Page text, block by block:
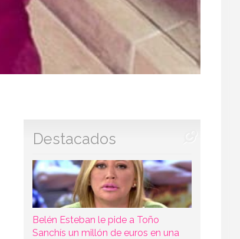
Destacados
Belén Esteban le pide a Toño
Sanchís un millón de euros en una